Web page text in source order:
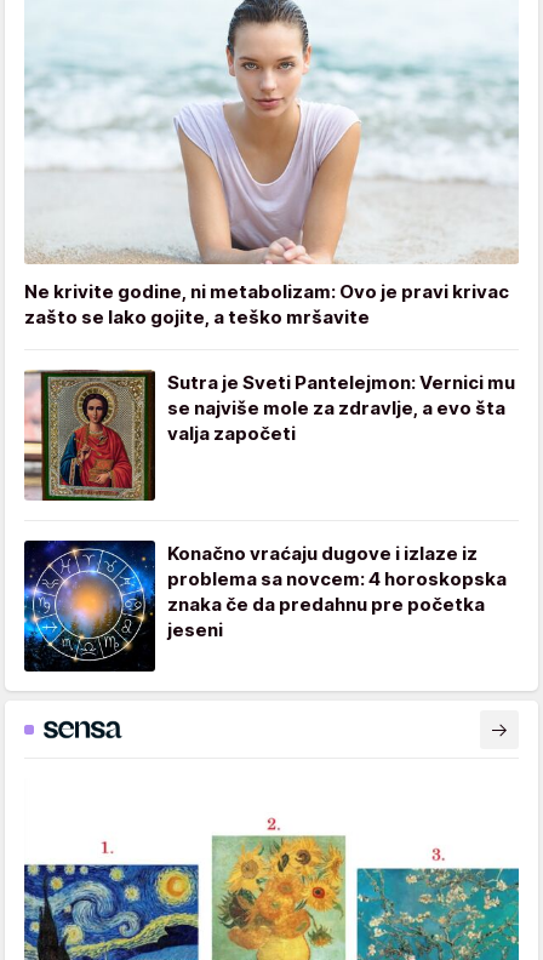
Ne krivite godine, ni metabolizam: Ovo je pravi krivac
zašto se lako gojite, a teško mršavite
Sutra je Sveti Pantelejmon: Vernici mu
se najviše mole za zdravlje, a evo šta
valja započeti
Konačno vraćaju dugove i izlaze iz
problema sa novcem: 4 horoskopska
znaka če da predahnu pre početka
jeseni